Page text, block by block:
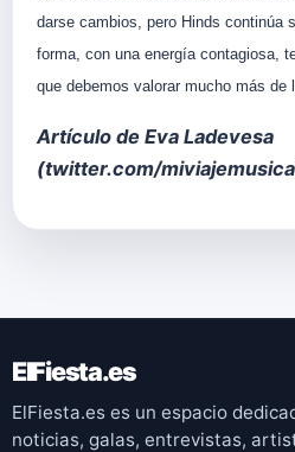
darse cambios, pero Hinds continúa
forma, con una energía contagiosa,
que debemos valorar mucho más de
Artículo de Eva Ladevesa
(twitter.com/
ElFiesta.es
ElFiesta.es es un espacio
noticias, galas, entrevistas,